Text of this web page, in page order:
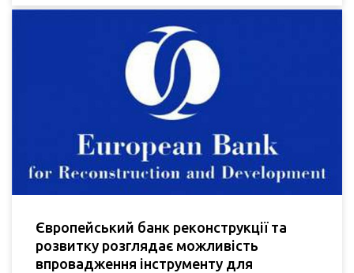
Європейський банк реконструкції та
розвитку розглядає можливість
впровадження інструменту для